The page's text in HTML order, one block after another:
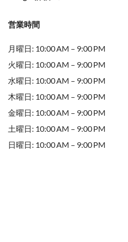
営業時間
月曜日: 10:00 AM – 9:00 PM
火曜日: 10:00 AM – 9:00 PM
水曜日: 10:00 AM – 9:00 PM
木曜日: 10:00 AM – 9:00 PM
金曜日: 10:00 AM – 9:00 PM
土曜日: 10:00 AM – 9:00 PM
日曜日: 10:00 AM – 9:00 PM